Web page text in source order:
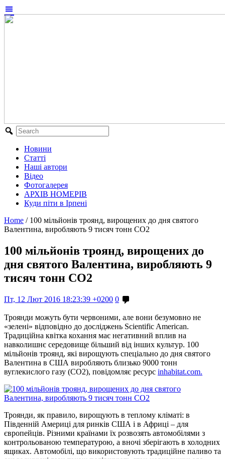
Новини
Статті
Наші автори
Відео
Фотогалерея
АРХІВ НОМЕРІВ
Куди піти в Ірпені
Home / 100 мільйонів троянд, вирощених до дня святого
Валентина, виробляють 9 тисяч тонн СО2
100 мільйонів троянд, вирощених до
дня святого Валентина, виробляють 9
тисяч тонн СО2
Пт, 12 Лют 2016 18:23:39 +0200 0
Троянди можуть бути червоними, але вони безумовно не
«зелені» відповідно до досліджень Scientific American.
Традиційна квітка кохання має негативний вплив на
навколишнє середовище більший від інших культур. 100
мільйонів троянд, які вирощують спеціально до дня святого
Валентина в США виробляють близько 9000 тонн
вуглекислого газу (CO2), повідомляє ресурс inhabitat.com.
Троянди, як правило, вирощують в теплому кліматі: в
Південній Америці для ринків США і в Африці – для
європейців. Різними країнами їх розвозять автомобілями з
контрольованою температурою, а вночі зберігають в холодних
ящиках. Автомобілі, що використовують традиційне паливо та